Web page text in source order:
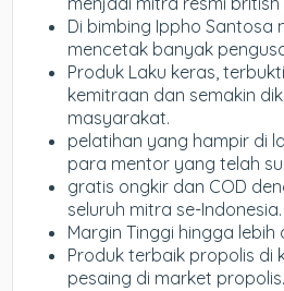
Di bimbing Ippho
mencetak banyak
Produk Laku keras,
kemitraan dan semakin
masyarakat.
pelatihan yang hampir di
para mentor yang telah
gratis ongkir dan COD
seluruh mitra se-Indonesia.
Margin Tinggi hingga lebih
Produk terbaik propolis di
pesaing di market propolis.